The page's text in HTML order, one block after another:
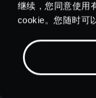
继续，您同意使用
cookie。您随时可
快速的